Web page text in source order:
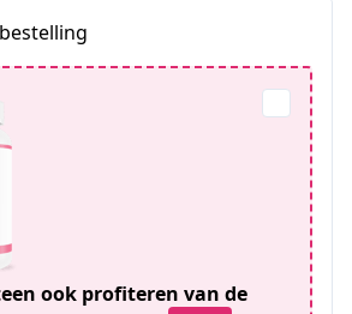
ook profiteren van de